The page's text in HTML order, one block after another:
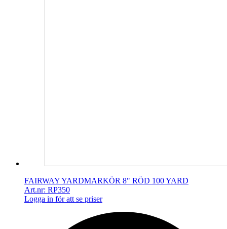
FAIRWAY YARDMARKÖR 8" RÖD 100 YARD
Art.nr: RP350
Logga in för att se priser